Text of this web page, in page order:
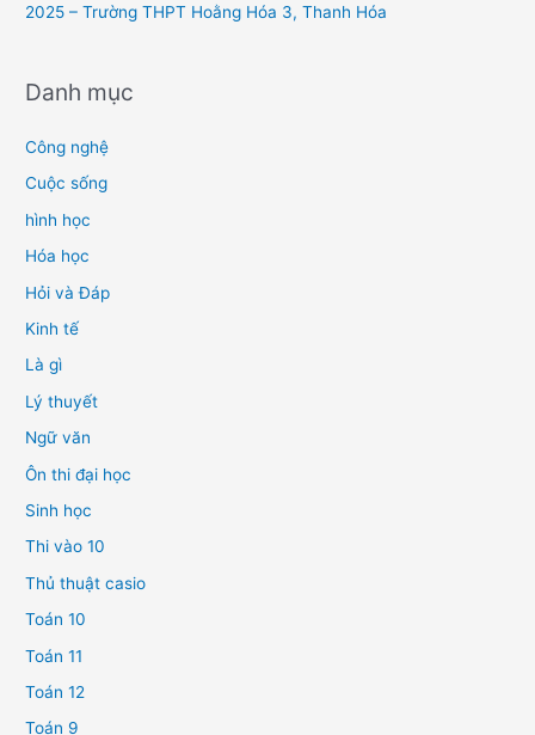
2025 – Trường THPT Hoằng Hóa 3, Thanh Hóa
Danh mục
Công nghệ
Cuộc sống
hình học
Hóa học
Hỏi và Đáp
Kinh tế
Là gì
Lý thuyết
Ngữ văn
Ôn thi đại học
Sinh học
Thi vào 10
Thủ thuật casio
Toán 10
Toán 11
Toán 12
Toán 9